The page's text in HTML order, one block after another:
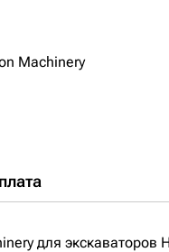
Machinery
для экскаваторов